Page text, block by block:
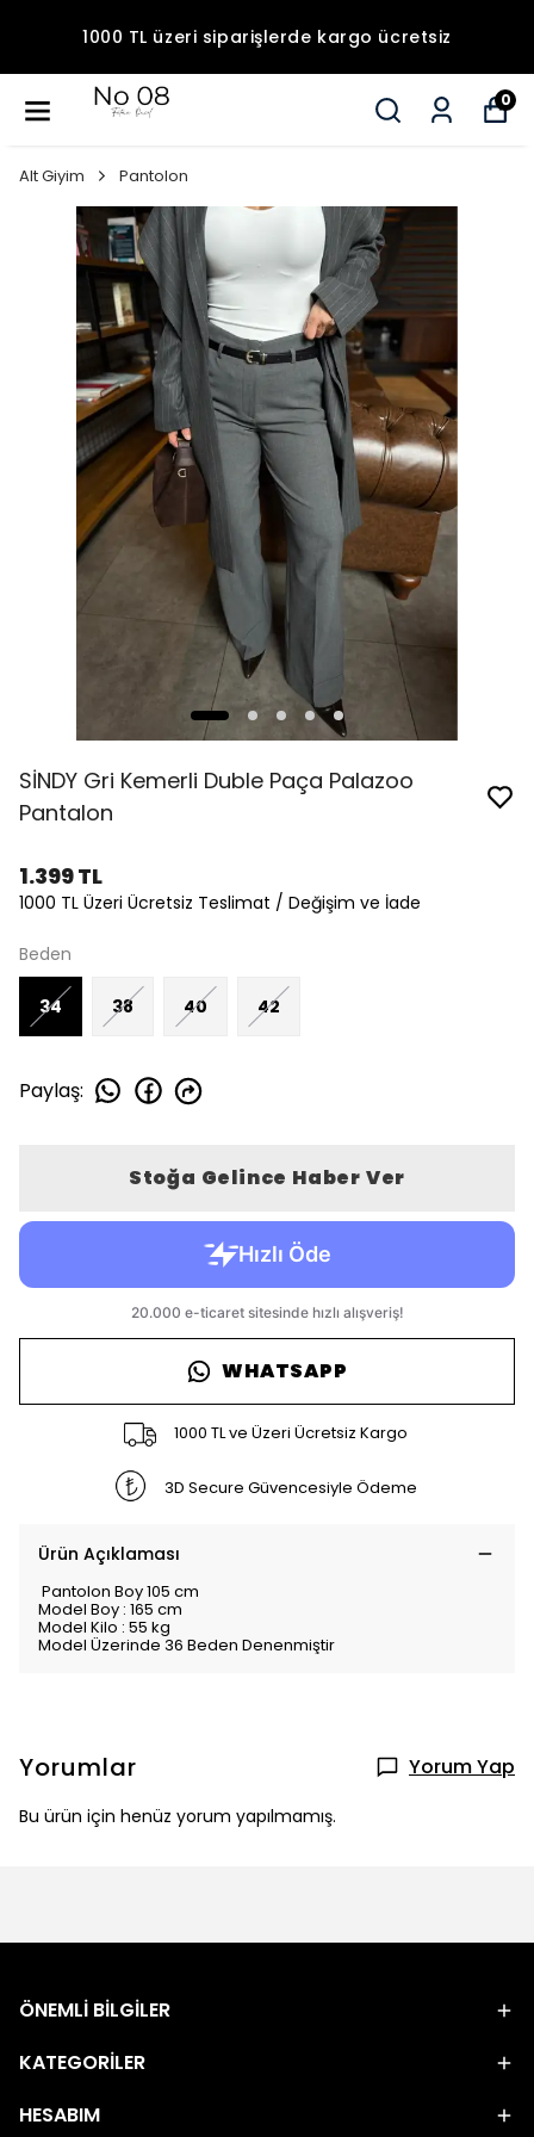
1000 TL üzeri siparişlerde kargo ücretsiz
0
Alt Giyim Pantolon
SİNDY Gri Kemerli Duble Paça Palazoo
Pantalon
1.399 TL
1000 TL Üzeri Ücretsiz Teslimat / Değişim ve İade
Beden
34 38 40 42
Paylaş:
Stoğa Gelince Haber Ver
WHATSAPP
1000 TL ve Üzeri Ücretsiz Kargo
3D Secure Güvencesiyle Ödeme
Ürün Açıklaması
Pantolon Boy 105 cm
Model Boy : 165 cm
Model Kilo : 55 kg
Model Üzerinde 36 Beden Denenmiştir
Yorumlar Yorum Yap
Bu ürün için henüz yorum yapılmamış.
ÖNEMLİ BİLGİLER
KATEGORİLER
HESABIM